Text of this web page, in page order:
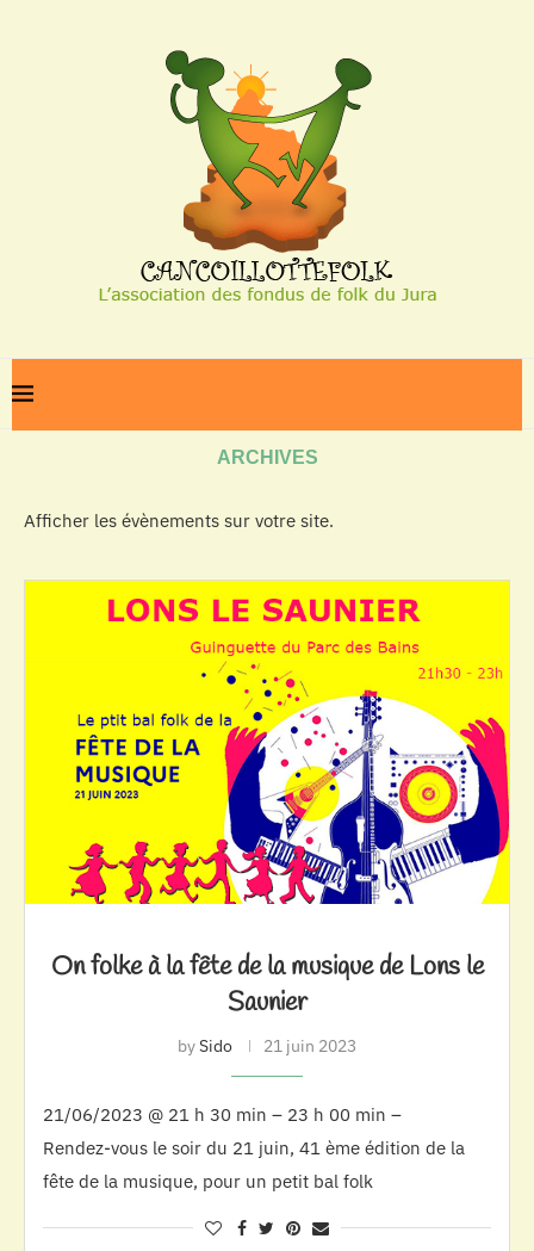
ARCHIVES
Afficher les évènements sur votre site.
On folke à la fête de la musique de Lons le
Saunier
bySido 21 juin 2023
21/06/2023 @ 21 h 30 min – 23 h 00 min –
Rendez-vous le soir du 21 juin, 41 ème édition de la
fête de la musique, pour un petit bal folk